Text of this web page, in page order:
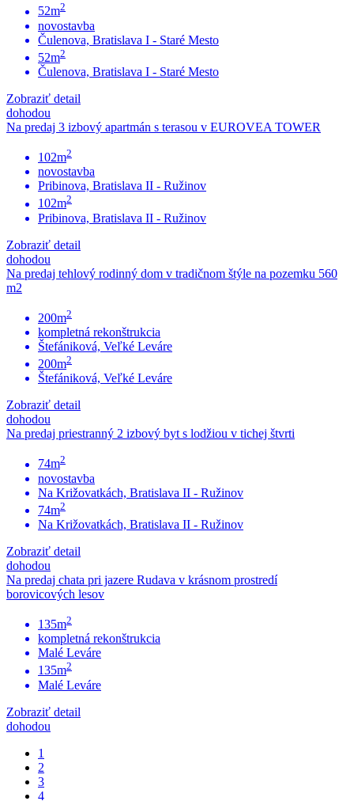
52m2
novostavba
Čulenova, Bratislava I - Staré Mesto
52m2
Čulenova, Bratislava I - Staré Mesto
Zobraziť detail
dohodou
Na predaj 3 izbový apartmán s terasou v EUROVEA TOWER
102m2
novostavba
Pribinova, Bratislava II - Ružinov
102m2
Pribinova, Bratislava II - Ružinov
Zobraziť detail
dohodou
Na predaj tehlový rodinný dom v tradičnom štýle na pozemku 560
m2
200m2
kompletná rekonštrukcia
Štefániková, Veľké Leváre
200m2
Štefániková, Veľké Leváre
Zobraziť detail
dohodou
Na predaj priestranný 2 izbový byt s lodžiou v tichej štvrti
74m2
novostavba
Na Križovatkách, Bratislava II - Ružinov
74m2
Na Križovatkách, Bratislava II - Ružinov
Zobraziť detail
dohodou
Na predaj chata pri jazere Rudava v krásnom prostredí
borovicových lesov
135m2
kompletná rekonštrukcia
Malé Leváre
135m2
Malé Leváre
Zobraziť detail
dohodou
1
2
3
4